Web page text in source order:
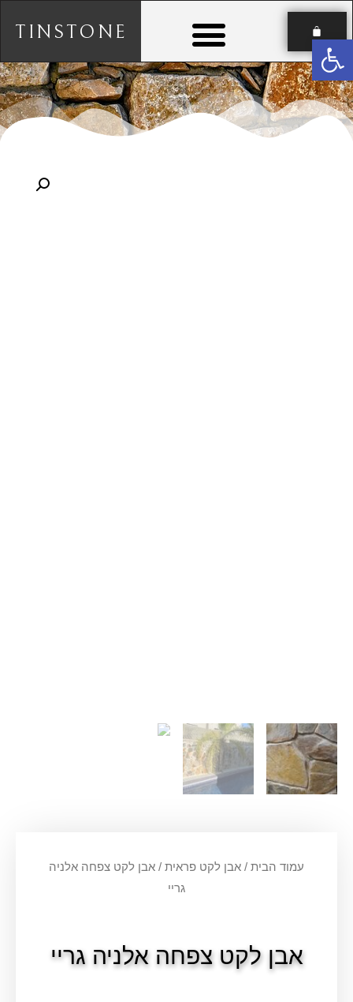
פתח סרגל נגישות TINSTONE
עמוד הבית / אבן לקט פראית / אבן לקט צפחה אלניה
גריי
אבן לקט צפחה אלניה גריי